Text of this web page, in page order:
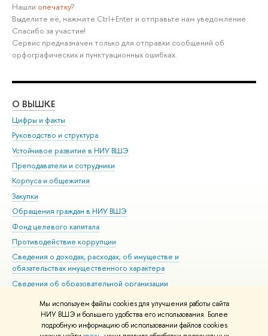
Мы используем файлы cookies для улучшения работы сайта
НИУ ВШЭ и большего удобства его использования. Более
подробную информацию об использовании файлов cookies
Нашли опечатку?
Выделите её, нажмите Ctrl+Enter и отправьте нам уведомление.
Спасибо за участие!
Сервис предназначен только для отправки сообщений об
орфографических и пунктуационных ошибках.
О ВЫШКЕ
Цифры и факты
Руководство и структура
Устойчивое развитие в НИУ ВШЭ
Преподаватели и сотрудники
Корпуса и общежития
Закупки
Обращения граждан в НИУ ВШЭ
Фонд целевого капитала
Противодействие коррупции
Сведения о доходах, расходах, об имуществе и
обязательствах имущественного характера
Сведения об образовательной организации
Людям с ограниченными возможностями здоровья
Единая платежная страница
Работа в Вышке